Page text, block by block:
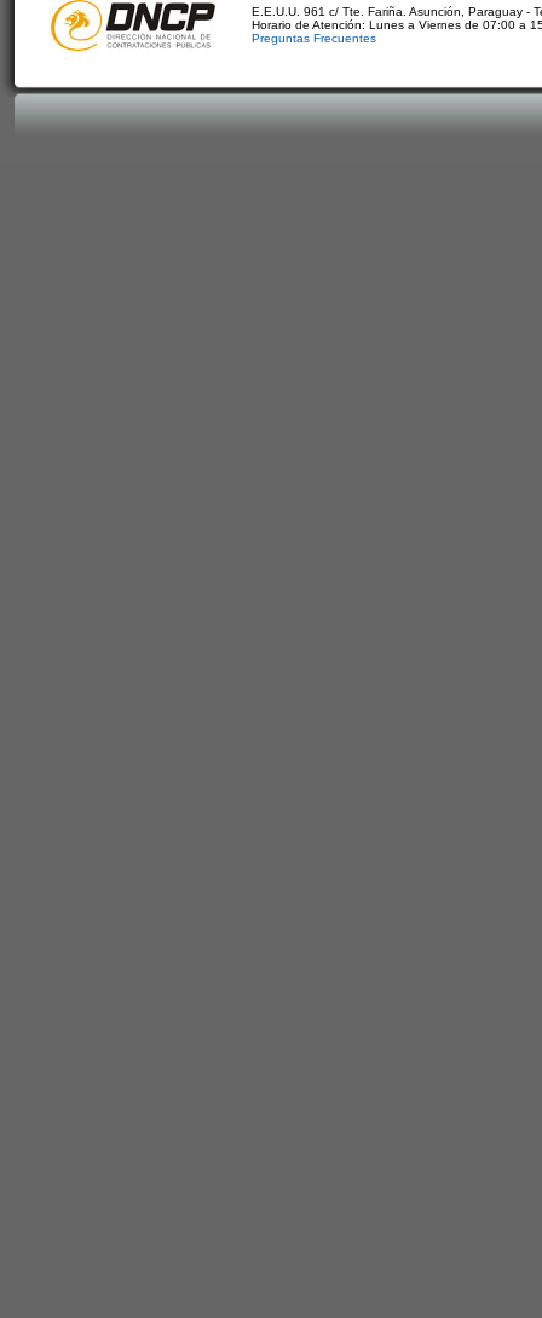
E.E.U.U. 961 c/ Tte. Fariña. Asunción, Paraguay -
Horario de Atención: Lunes a Viernes de 07:00 a
Preguntas Frecuentes